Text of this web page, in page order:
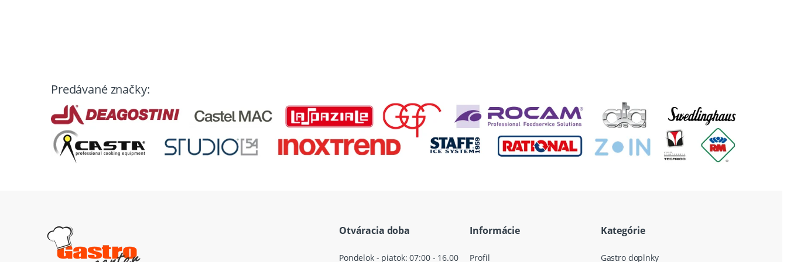
Predávané značky:
Otváracia doba
Pondelok - piatok: 07:00 - 16.00
Informácie
Profil
Kategórie
Gastro doplnky